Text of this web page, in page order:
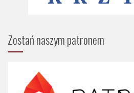
Zostań naszym patronem